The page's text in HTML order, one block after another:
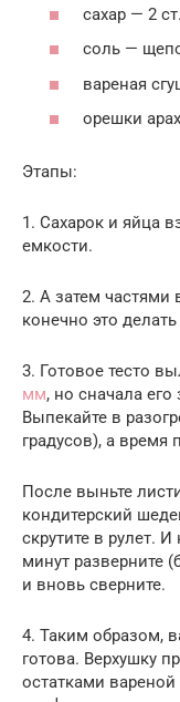
сахар — 2
соль —
вареная
орешки
Этапы:
1. Сахарок и яйца
емкости.
2. А затем частями
конечно это
3. Готовое тесто
мм, но сначала его
Выпекайте в
градусов), а время
После выньте
кондитерский
скрутите в рулет.
минут разверните
и вновь сверните.
4. Таким образом,
готова. Верхушку
остатками вареной